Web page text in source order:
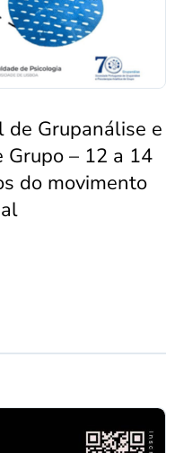
de Grupanálise e
Grupo – 12 a 14
do movimento